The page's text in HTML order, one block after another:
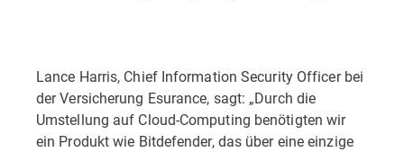
Lance Harris, Chief Information Security Officer bei
der Versicherung Esurance, sagt: „Durch die
Umstellung auf Cloud-Computing benötigten wir
ein Produkt wie Bitdefender, das über eine einzige